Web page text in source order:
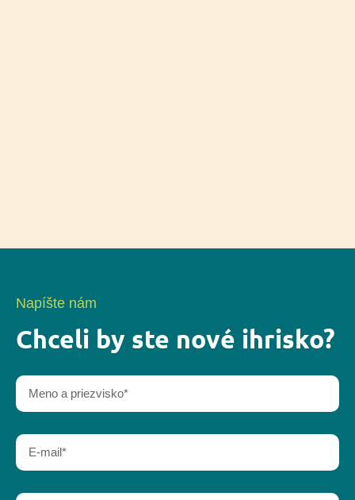
Napíšte nám
Chceli by ste nové ihrisko?